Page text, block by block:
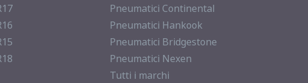
Pneumatici Continental
Pneumatici Hankook
Pneumatici Bridgestone
Pneumatici Nexen
Tutti i marchi